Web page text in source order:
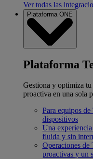
Ver todas las
Plataforma ONE
Plataforma
Gestiona y optimiza
proactiva en una sola
Para equipos
dispositivos
Una
fluida y sin
Operaciones
proactivas y un